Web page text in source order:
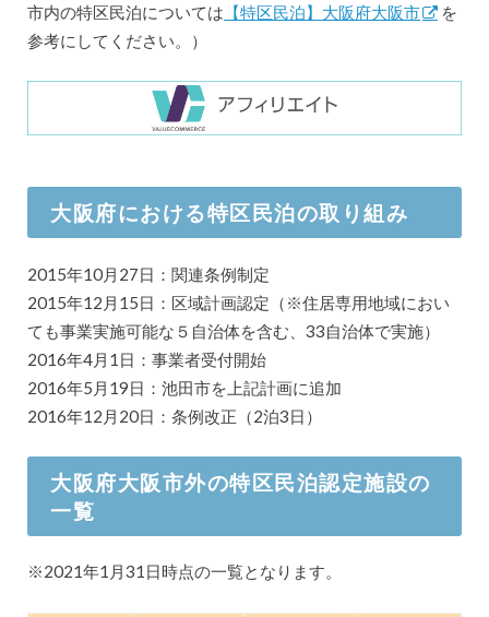
市内の特区民泊については 【特区民泊】大阪府大阪市
を
参考にしてください。）
大阪府における特区民泊の取り組み
2015年10月27日：関連条例制定
2015年12月15日：区域計画認定（※住居専用地域におい
ても事業実施可能な５自治体を含む、33自治体で実施）
2016年4月1日：事業者受付開始
2016年5月19日：池田市を上記計画に追加
2016年12月20日：条例改正（2泊3日）
大阪府大阪市外の特区民泊認定施設の
一覧
※2021年1月31日時点の一覧となります。